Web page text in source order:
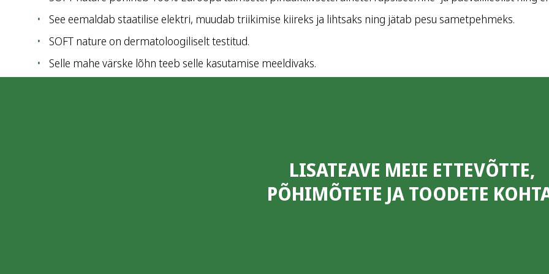
See eemaldab staatilise elektri, muudab triikimise kiireks ja lihtsaks ning jätab pesu sametpehmeks.
SOFT nature on dermatoloogiliselt testitud.
Selle mahe värske lõhn teeb selle kasutamise meeldivaks.
LISATEAVE MEIE ETTEVÕTTE,
PÕHIMÕTETE JA TOODETE